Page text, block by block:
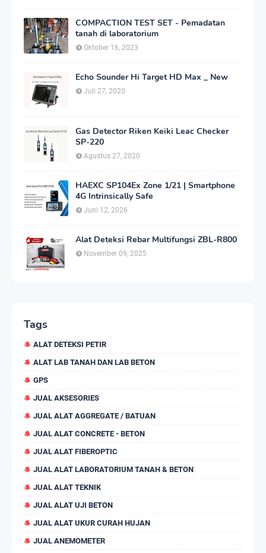
COMPACTION TEST SET - Pemadatan
tanah di laboratorium
Oktober 16, 2023
Echo Sounder Hi Target HD Max _ New
Juli 27, 2020
Gas Detector Riken Keiki Leac Checker
SP-220
Agustus 27, 2020
HAEXC SP104Ex Zone 1/21 | Smartphone
4G Intrinsically Safe
Juni 12, 2026
Alat Deteksi Rebar Multifungsi ZBL-R800
November 09, 2025
Tags
ALAT DETEKSI PETIR
ALAT LAB TANAH DAN LAB BETON
GPS
JUAL AKSESORIES
JUAL ALAT AGGREGATE / BATUAN
JUAL ALAT CONCRETE - BETON
JUAL ALAT FIBEROPTIC
JUAL ALAT LABORATORIUM TANAH & BETON
JUAL ALAT TEKNIK
JUAL ALAT UJI BETON
JUAL ALAT UKUR CURAH HUJAN
JUAL ANEMOMETER